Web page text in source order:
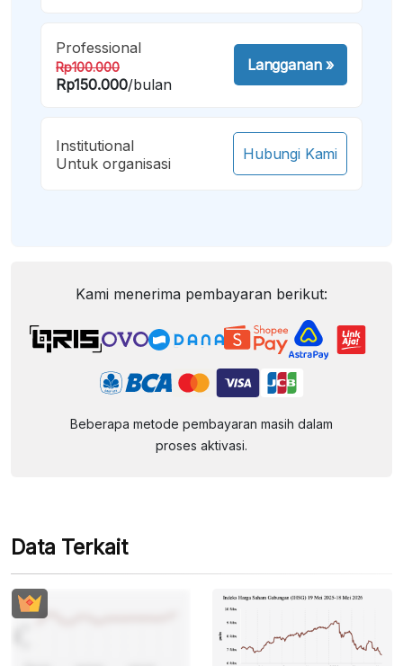
Professional
Rp100.000
Rp150.000/bulan
Langganan»
Institutional
Untuk organisasi
Hubungi Kami
Kami menerima pembayaran berikut:
Beberapa metode pembayaran masih dalam
proses aktivasi.
Data Terkait